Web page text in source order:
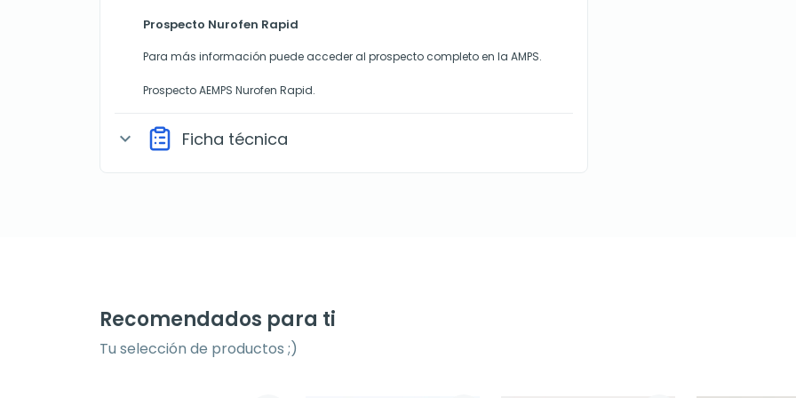
Prospecto Nurofen Rapid
Para más información puede acceder al prospecto completo en la AMPS.
Prospecto AEMPS Nurofen Rapid.
expand_more Ficha técnica
Recomendados para ti
Tu selección de productos ;)